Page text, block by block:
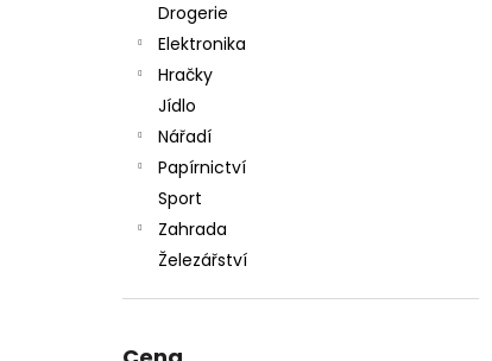
Drogerie
Elektronika
Hračky
Jídlo
Nářadí
Papírnictví
Sport
Zahrada
Železářství